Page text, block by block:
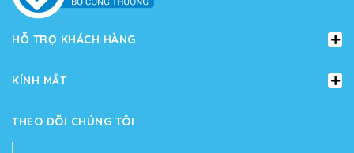
HỖ TRỢ KHÁCH HÀNG
KÍNH MẮT
THEO DÕI CHÚNG TÔI